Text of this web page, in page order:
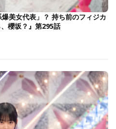
美女代表」？ 持ち前のフィジカ
櫻坂？』第295話